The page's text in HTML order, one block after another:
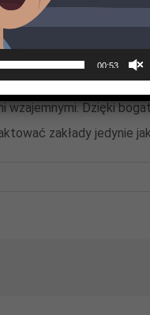
cenią sobie przede
są częste
Dzięki
zakłady jedynie
00:53